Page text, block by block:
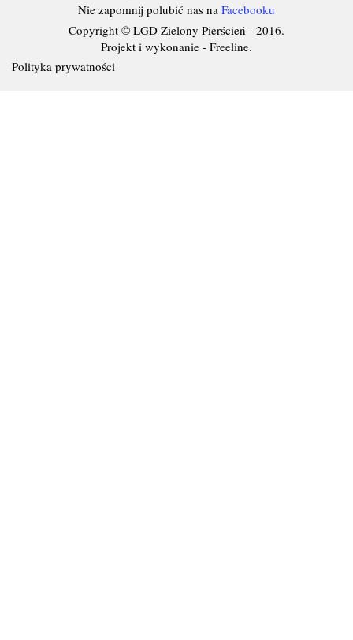
Nie zapomnij polubić nas na Facebooku
Copyright © LGD Zielony Pierścień - 2016.
Projekt i wykonanie - Freeline.
Polityka prywatności